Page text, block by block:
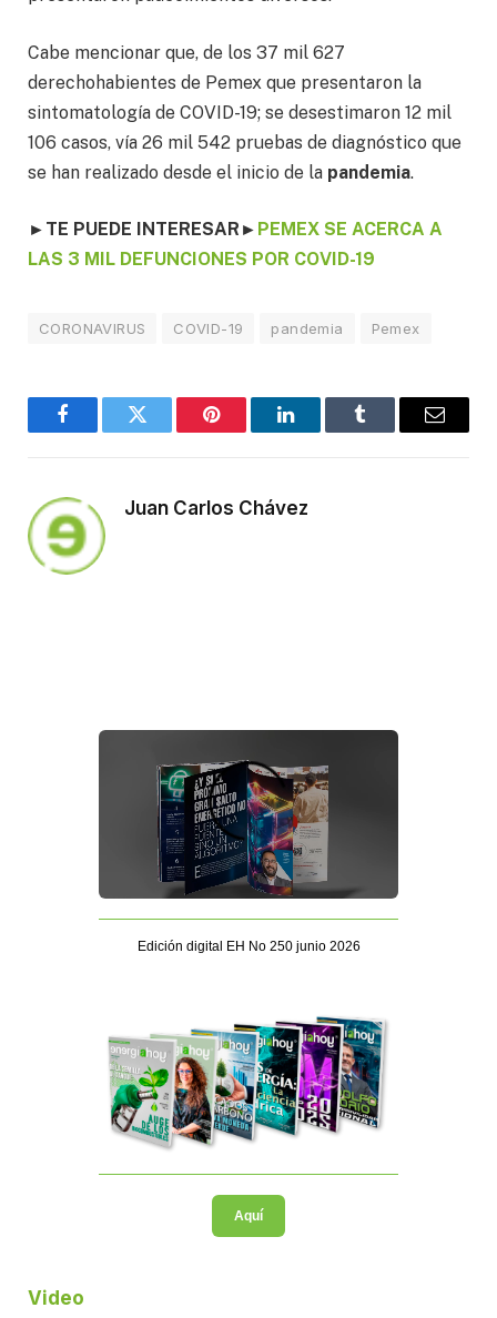
Cabe mencionar que, de los 37 mil 627
derechohabientes de Pemex que presentaron la
sintomatología de COVID-19; se desestimaron 12 mil
106 casos, vía 26 mil 542 pruebas de diagnóstico que
se han realizado desde el inicio de la pandemia.
►TE PUEDE INTERESAR ► PEMEX SE ACERCA A
LAS 3 MIL DEFUNCIONES POR COVID-19
CORONAVIRUS COVID-19 pandemia Pemex
FacebookTwitter Pinterest LinkedInTumblr Email
Juan Carlos Chávez
Edición digital EH No 250 junio 2026
Aquí
Video